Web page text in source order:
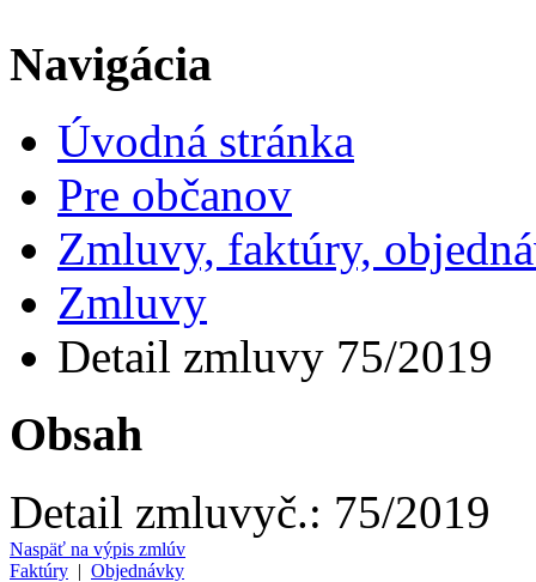
Navigácia
Úvodná stránka
Pre občanov
Zmluvy, faktúry,
Zmluvy
Detail zmluvy 75/2019
Obsah
Detail zmluvyč.: 75/2019
Naspäť na výpis zmlúv
Faktúry | Objednávky